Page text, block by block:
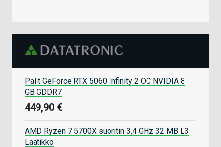
Palit GeForce RTX 5060 Infinity 2 OC NVIDIA 8
GB GDDR7
449,90 €
AMD Ryzen 7 5700X suoritin 3,4 GHz 32 MB L3
Laatikko